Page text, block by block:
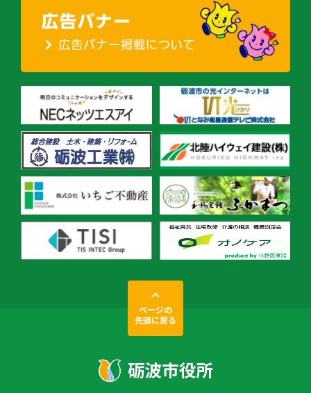
ページの
先頭に戻る